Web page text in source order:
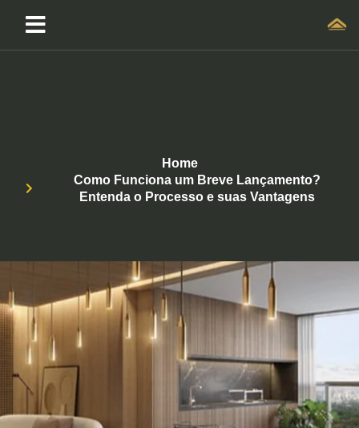
Home
Como Funciona um Breve Lançamento?
Entenda o Processo e suas Vantagens